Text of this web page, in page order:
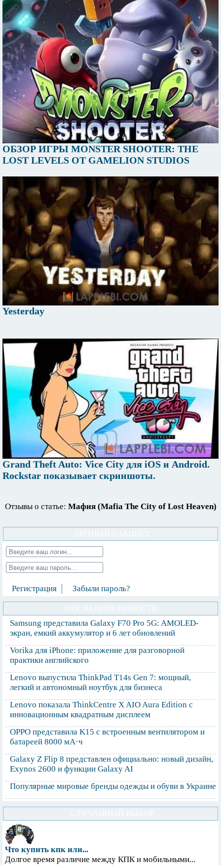
ОБЗОР ИГРЫ MONSTER SHOOTER: THE
LOST LEVELS ОТ GAMELION STUDIOS
Yesterday
Grand Theft Auto: Vice City для iOS и Android.
Rockstar показывает скриншоты.
Отзывы о статье: Мафия (Mafia The City of Lost Heaven)
Регистрация Забыли пароль?
Samsung представила Galaxy F70 Pro 5G: AMOLED-
экран, емкий аккумулятор и 6 лет обновлений
Vorika для iPhone: приложение для разговорной
практики английского
Lenovo выпустила ThinkPad T14s Gen 7: мощный,
легкий и автономный ноутбук для бизнеса
Lenovo показала ThinkCentre X AIO Aura Edition с
инновационным квадратным дисплеем
OPPO представила K15 с встроенным вентилятором и
батареей 8000 мА·ч
Galaxy Z Flip 8 представлен официально: новый дизайн,
Exynos 2600 и функции Galaxy AI
Популярные мировые бренды одежды и обуви в Украине
Что купить кпк или...
Долгое время различие между КПК и мобильными...